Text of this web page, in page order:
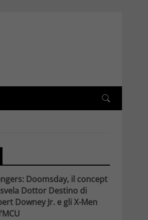
Doomsday, il concept
Dottor Destino di
Downey Jr. e gli X-Men